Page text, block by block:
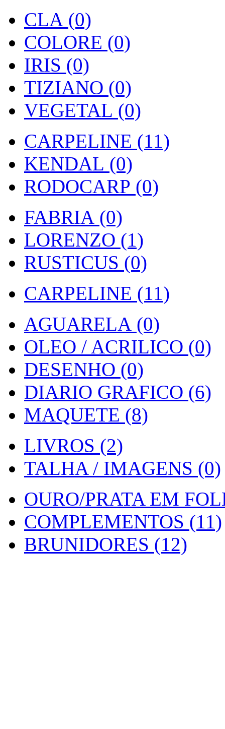
CLA (0)
COLORE (0)
IRIS (0)
TIZIANO (0)
VEGETAL (0)
CARPELINE (11)
KENDAL (0)
RODOCARP (0)
FABRIA (0)
LORENZO (1)
RUSTICUS (0)
CARPELINE (11)
AGUARELA (0)
OLEO / ACRILICO (0)
DESENHO (0)
DIARIO GRAFICO (6)
MAQUETE (8)
LIVROS (2)
TALHA / IMAGENS (0)
OURO/PRATA EM
COMPLEMENTOS (11)
BRUNIDORES (12)